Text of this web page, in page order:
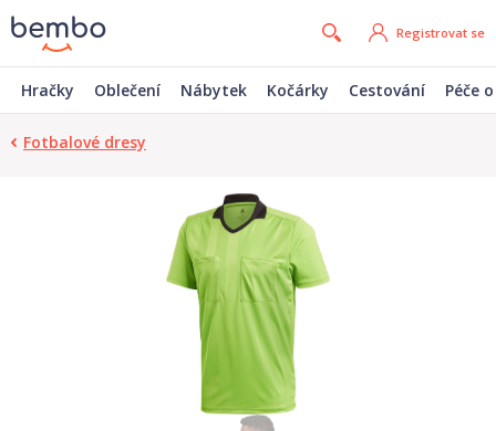
Registrovat se
Hračky Oblečení Nábytek Kočárky Cestování Péče
Fotbalové dresy